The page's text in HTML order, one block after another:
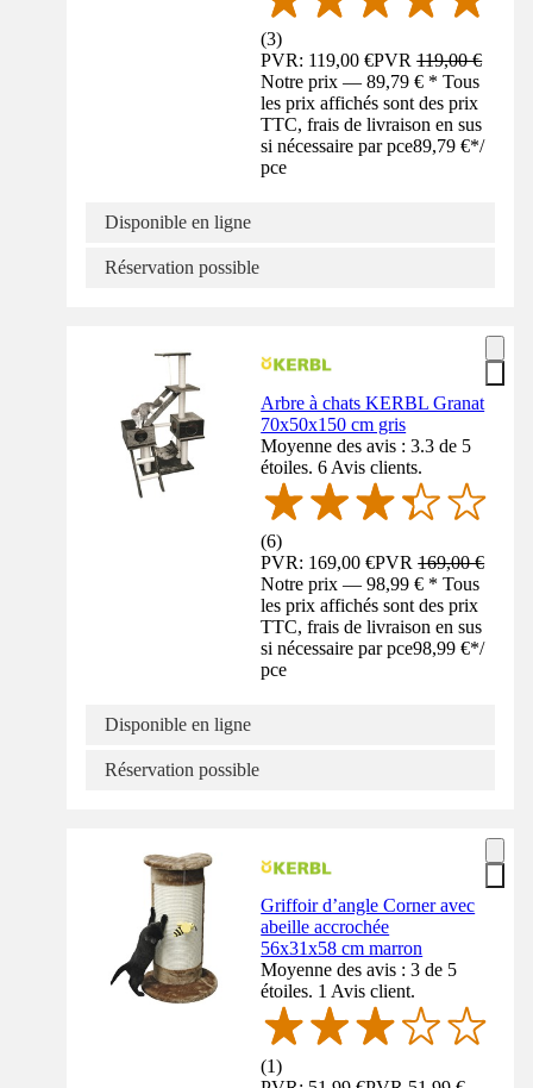
(3)
PVR: 119,00 €PVR119,00 €
Notre prix — 89,79 € * Tous
les prix affichés sont des prix
TTC, frais de livraison en sus
si nécessaire par pce89,79 €*/
pce
Disponible en ligne
Réservation possible
Arbre à chats KERBL Granat
70x50x150 cm gris
Moyenne des avis : 3.3 de 5
étoiles. 6 Avis clients.
(6)
PVR: 169,00 €PVR169,00 €
Notre prix — 98,99 € * Tous
les prix affichés sont des prix
TTC, frais de livraison en sus
si nécessaire par pce98,99 €*/
pce
Disponible en ligne
Réservation possible
Griffoir d’angle Corner avec
abeille accrochée
56x31x58 cm marron
Moyenne des avis : 3 de 5
étoiles. 1 Avis client.
(1)